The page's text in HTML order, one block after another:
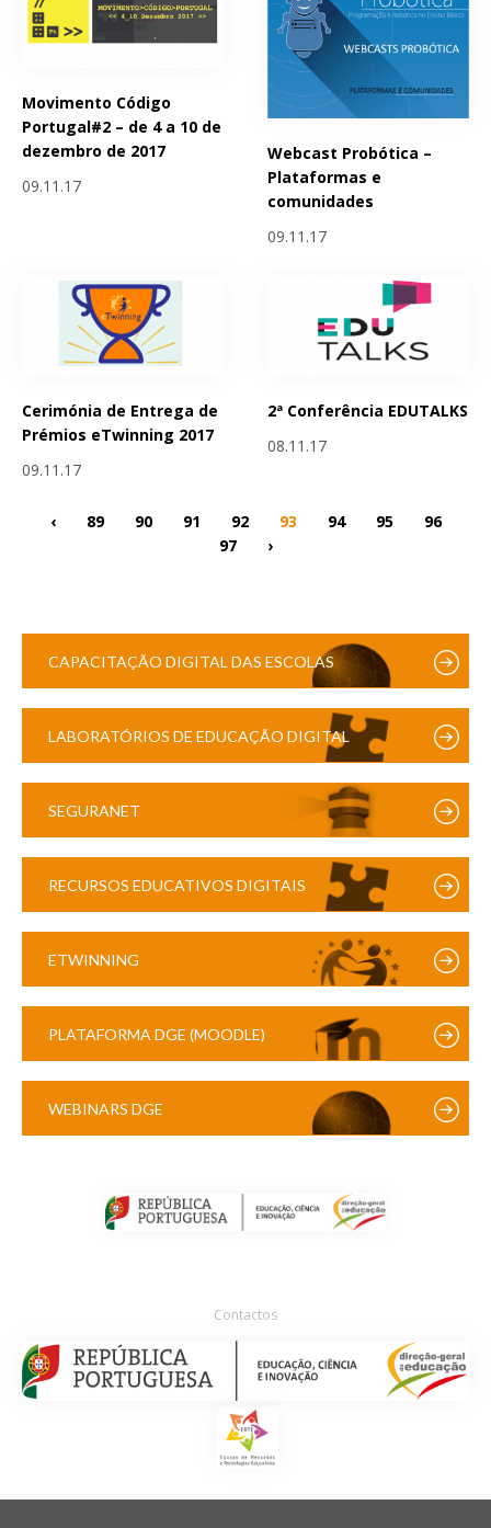
Movimento Código
Portugal#2 – de 4 a 10 de
dezembro de 2017
09.11.17
Webcast Probótica –
Plataformas e
comunidades
09.11.17
Cerimónia de Entrega de
Prémios eTwinning 2017
09.11.17
2ª Conferência EDUTALKS
08.11.17
‹ 89 90 91 92 93 94 95
96
97
›
CAPACITAÇÃO DIGITAL DAS ESCOLAS
LABORATÓRIOS DE EDUCAÇÃO DIGITAL
SEGURANET
RECURSOS EDUCATIVOS DIGITAIS
ETWINNING
PLATAFORMA DGE (MOODLE)
WEBINARS DGE
Contactos